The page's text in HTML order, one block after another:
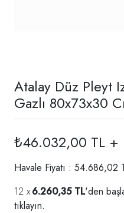
Atalay Düz Pleyt
Gazlı 80x73x30
₺46.032,00 TL +
Havale Fiyatı : 54.686,02
6.260,35 TL'den
tıklayın.